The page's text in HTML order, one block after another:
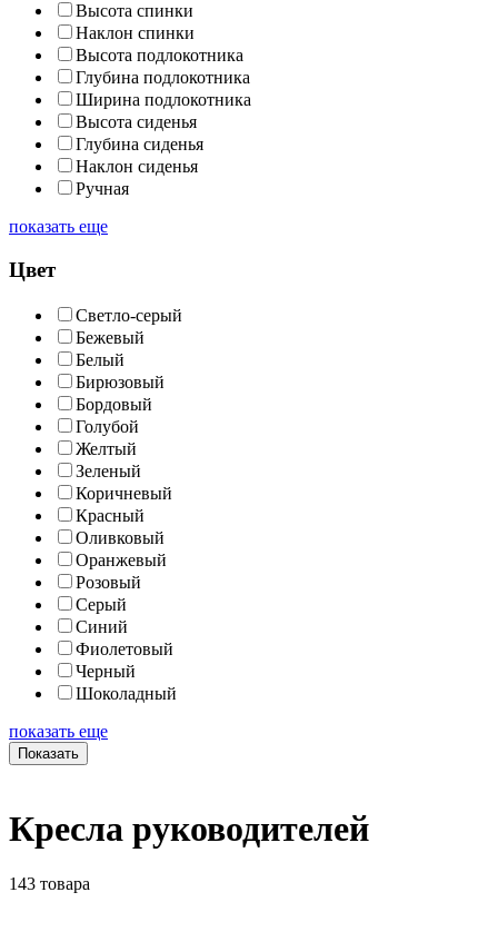
Высота спинки
Наклон спинки
Высота подлокотника
Глубина подлокотника
Ширина подлокотника
Высота сиденья
Глубина сиденья
Наклон сиденья
Ручная
показать еще
Цвет
Cветло-серый
Бежевый
Белый
Бирюзовый
Бордовый
Голубой
Желтый
Зеленый
Коричневый
Красный
Оливковый
Оранжевый
Розовый
Серый
Синий
Фиолетовый
Черный
Шоколадный
показать еще
Показать
Кресла руководителей
143 товара